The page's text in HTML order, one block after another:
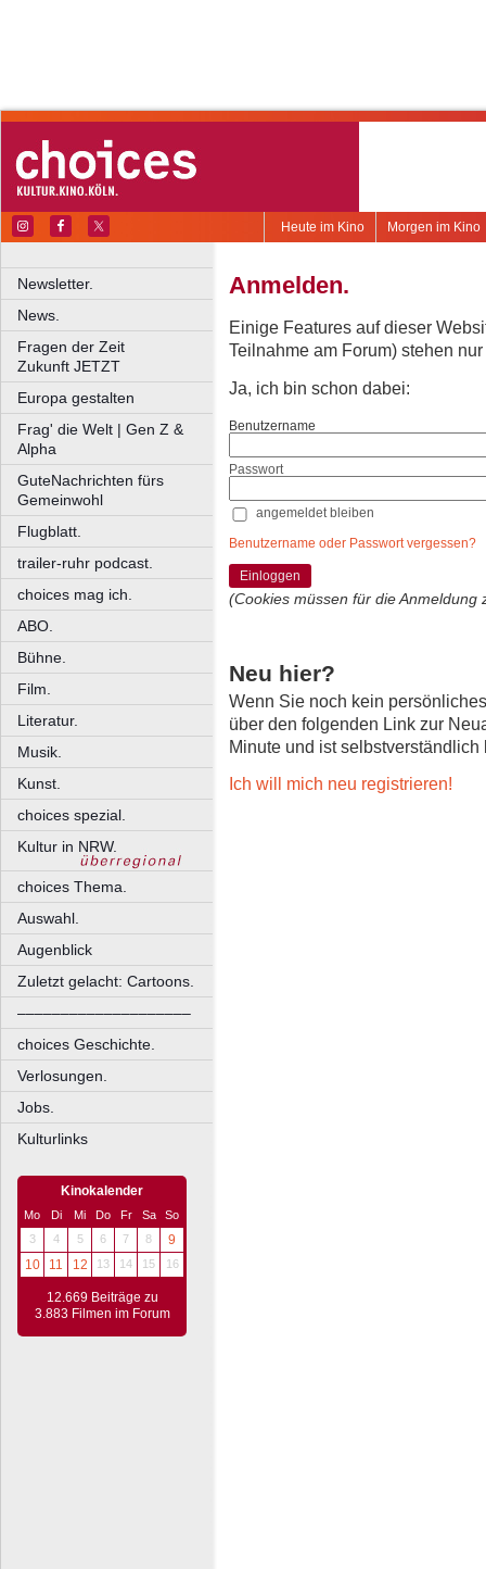
Morgen im Kino
Heute im Kino
Newsletter.
News.
Fragen der Zeit
Zukunft JETZT
Europa gestalten
Frag' die Welt | Gen Z &
Alpha
GuteNachrichten fürs
Gemeinwohl
Flugblatt.
trailer-ruhr podcast.
choices mag ich.
ABO.
Bühne.
Film.
Literatur.
Musik.
Kunst.
choices spezial.
Kultur in NRW.
choices Thema.
Auswahl.
Augenblick
Zuletzt gelacht: Cartoons.
––––––––––––––––––––
choices Geschichte.
Verlosungen.
Jobs.
Kulturlinks
Kinokalender
Mo Di Mi Do Fr Sa
So
3
4 5 6 7 8
9
10
11 12 13 14 15 16
12.669 Beiträge zu
3.883 Filmen im Forum
Anmelden.
Einige Features auf dieser
Teilnahme am Forum) stehen
Ja, ich bin schon dabei:
Benutzername
Passwort
angemeldet bleiben
Benutzername oder Passwort vergessen?
Einloggen
(Cookies müssen für die Anmeldung
Neu hier?
Wenn Sie noch kein
über den folgenden Link zur
Minute und ist selbstverständlich
Ich will mich neu registrieren!